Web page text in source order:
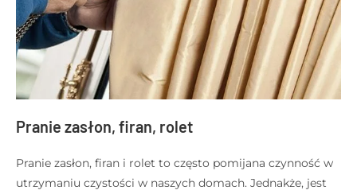
Pranie zasłon, firan, rolet
Pranie zasłon, firan i rolet to często pomijana czynność w
utrzymaniu czystości w naszych domach. Jednakże, jest